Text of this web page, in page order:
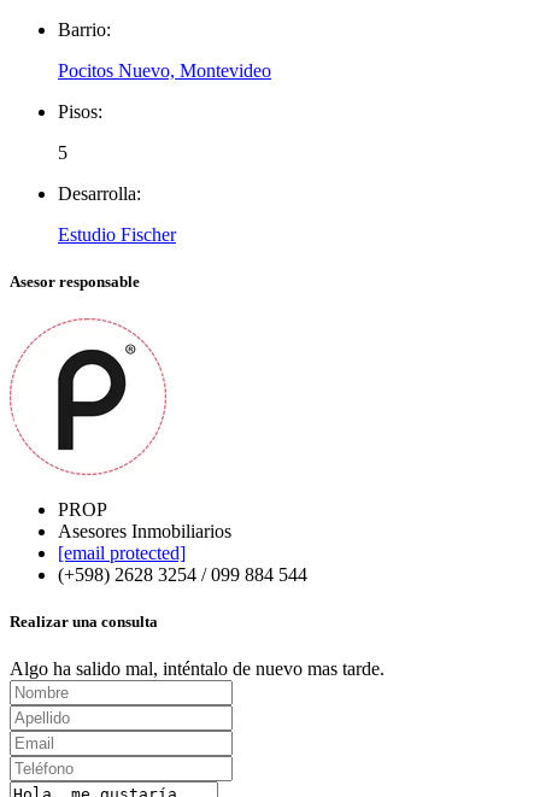
Barrio:
Pocitos Nuevo, Montevideo
Pisos:
5
Desarrolla:
Estudio Fischer
Asesor responsable
PROP
Asesores Inmobiliarios
[email protected]
(+598) 2628 3254 / 099 884 544
Realizar una consulta
Algo ha salido mal, inténtalo de nuevo mas tarde.